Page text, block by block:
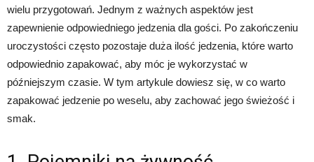
wielu przygotowań. Jednym z ważnych aspektów jest
zapewnienie odpowiedniego jedzenia dla gości. Po zakończeniu
uroczystości często pozostaje duża ilość jedzenia, które warto
odpowiednio zapakować, aby móc je wykorzystać w
późniejszym czasie. W tym artykule dowiesz się, w co warto
zapakować jedzenie po weselu, aby zachować jego świeżość i
smak.